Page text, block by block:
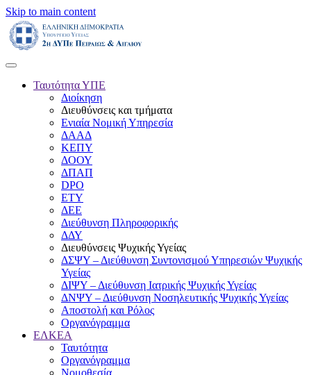
Skip to main content
Ταυτότητα ΥΠΕ
Διοίκηση
Διευθύνσεις και τμήματα
Ενιαία Νομική Υπηρεσία
ΔΑΑΔ
ΚΕΠΥ
ΔΟΟΥ
ΔΠΑΠ
DPO
ΕΤΥ
ΔΕΕ
Διεύθυνση Πληροφορικής
ΔΔΥ
Διευθύνσεις Ψυχικής Υγείας
ΔΣΨΥ – Διεύθυνση Συντονισμού Υπηρεσιών Ψυχικής
Υγείας
ΔΙΨΥ – Διεύθυνση Ιατρικής Ψυχικής Υγείας
ΔΝΨΥ – Διεύθυνση Νοσηλευτικής Ψυχικής Υγείας
Αποστολή και Ρόλος
Οργανόγραμμα
ΕΛΚΕΑ
Ταυτότητα
Οργανόγραμμα
Νομοθεσία